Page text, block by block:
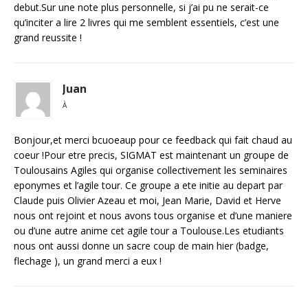
debut.Sur une note plus personnelle, si j’ai pu ne serait-ce
qu’inciter a lire 2 livres qui me semblent essentiels, c’est une
grand reussite !
Juan
À
Bonjour,et merci bcuoeaup pour ce feedback qui fait chaud au
coeur !Pour etre precis, SIGMAT est maintenant un groupe de
Toulousains Agiles qui organise collectivement les seminaires
eponymes et l’agile tour. Ce groupe a ete initie au depart par
Claude puis Olivier Azeau et moi, Jean Marie, David et Herve
nous ont rejoint et nous avons tous organise et d’une maniere
ou d’une autre anime cet agile tour a Toulouse.Les etudiants
nous ont aussi donne un sacre coup de main hier (badge,
flechage ), un grand merci a eux !